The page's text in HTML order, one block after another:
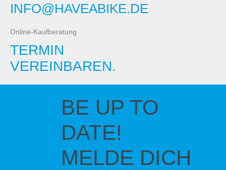
INFO@HAVEABIKE.DE
Online-Kaufberatung
TERMIN
VEREINBAREN.
BE UP TO
DATE!
MELDE DICH